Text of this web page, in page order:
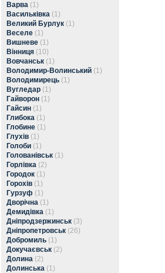
Варва (1)
Васильківка (1)
Великий Бурлук (1)
Веселе (1)
Вишневе (1)
Вінниця (10)
Вовчанськ (1)
Володимир-Волинський (1)
Володимирець (1)
Вугледар (1)
Гайворон (1)
Гайсин (1)
Глибока (1)
Глобине (1)
Глухів (1)
Голоби (1)
Голованівськ (1)
Горлівка (2)
Городок (1)
Горохів (1)
Гурзуф (1)
Дворічна (1)
Демидівка (1)
Дніпродзержинськ (3)
Дніпропетровськ (26)
Добромиль (1)
Докучаєвськ (2)
Долина (2)
Долинська (1)